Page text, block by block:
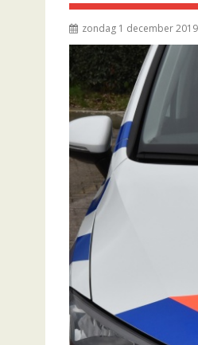
zondag 1 december 2019